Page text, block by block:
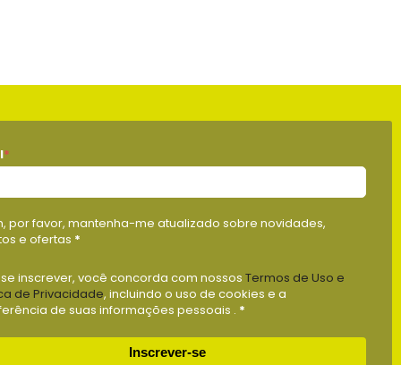
*
por favor, mantenha-me atualizado sobre novidades,
e ofertas *
inscrever, você concorda com nossosTermos de Uso e
de Privacidade, incluindo o uso de cookies e a
de suas informações pessoais . *
Inscrever-se